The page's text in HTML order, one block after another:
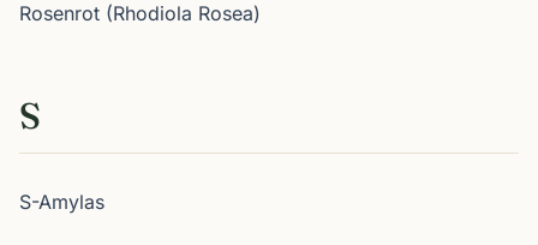
Rosenrot (Rhodiola Rosea)
S
S-Amylas